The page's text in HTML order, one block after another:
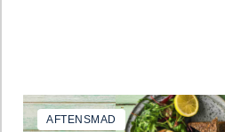
AFTENSMAD